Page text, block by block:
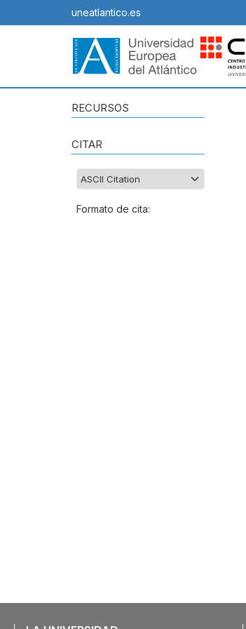
uneatlantico.es
RECURSOS
CITAR
Formato de cita: